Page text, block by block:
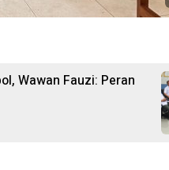
Wawan Fauzi: Peran